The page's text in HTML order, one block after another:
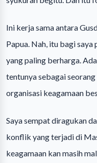
Ini kerja sama antara
Papua. Nah, itu bagi
yang paling berharga.
tentunya sebagai
organisasi keagamaan
Saya sempat diragukan
konflik yang terjadi di
keagamaan kan masih